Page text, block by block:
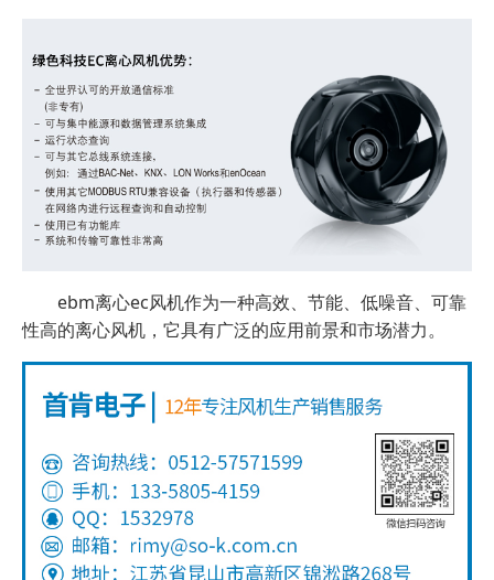
ebm离心ec风机作为一种高效、节能、低噪音、可靠
性高的离心风机，它具有广泛的应用前景和市场潜力。